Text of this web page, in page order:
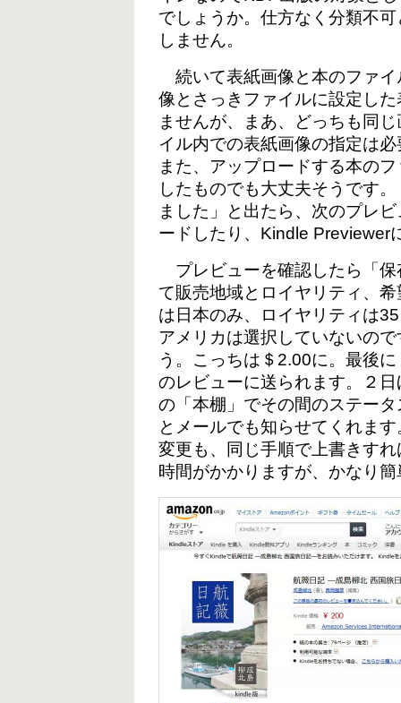
でしょうか。仕方なく分類不
しません。
続いて表紙画像と本のファ
像とさっきファイルに設定し
ませんが、まあ、どっちも同
イル内での表紙画像の指定は
また、アップロードする本の
したものでも大丈夫そうです
ました」と出たら、次のプレ
ードしたり、Kindle Previewer
プレビューを確認したら「
て販売地域とロイヤリティ、
は日本のみ、ロイヤリティは
アメリカは選択していないの
う。こっちは＄2.00に。最後
のレビューに送られます。２
の「本棚」でその間のステー
とメールでも知らせてくれま
変更も、同じ手順で上書きす
時間がかかりますが、かなり